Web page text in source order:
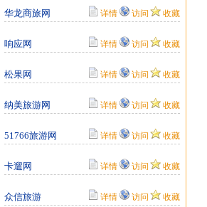
华龙商旅网 详情 访问 收藏
响应网 详情 访问 收藏
松果网 详情 访问 收藏
纳美旅游网 详情 访问 收藏
51766旅游网 详情 访问 收藏
卡遛网 详情 访问 收藏
众信旅游 详情 访问 收藏